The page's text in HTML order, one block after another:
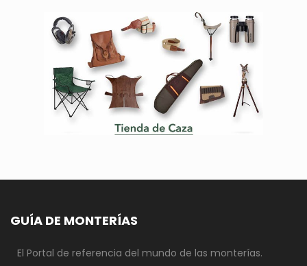
GUÍA DE MONTERÍAS
El Portal de referencia del mundo de las monterías.